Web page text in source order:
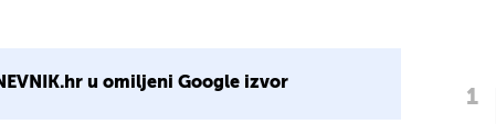
u omiljeni Google izvor